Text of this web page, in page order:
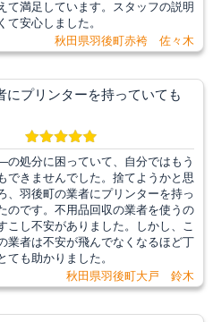
て満足しています。スタッフの説明
て安心しました。
秋田県羽後町赤袴 佐々木
にプリンターを持っていても
の処分に困っていて、自分ではもう
できませんでした。捨てようかと思
、羽後町の業者にプリンターを持っ
のです。不用品回収の業者を使うの
こし不安がありました。しかし、こ
業者は不安が飛んでなくなるほど丁
ても助かりました。
秋田県羽後町大戸 鈴木